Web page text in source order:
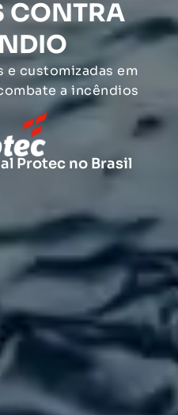
CONTRA
customizadas em
a incêndios
Protec no Brasil